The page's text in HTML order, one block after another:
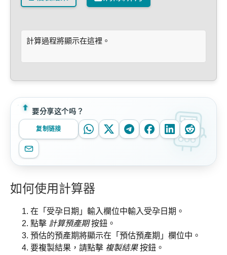
計算過程將顯示在這裡。
要分享这个吗？
复制链接
如何使用計算器
在「受孕日期」輸入欄位中輸入受孕日期。
點擊 計算預產期按鈕。
預估的預產期將顯示在「預估預產期」欄位中。
要複製結果，請點擊 複製結果按鈕。